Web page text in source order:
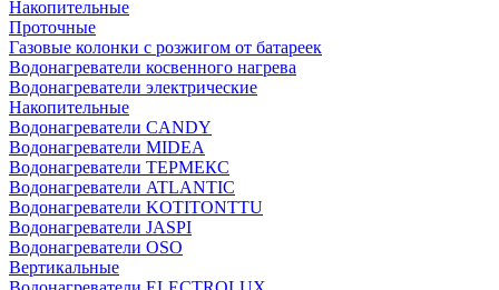
Накопительные
Проточные
Газовые колонки с розжигом от батареек
Водонагреватели косвенного нагрева
Водонагреватели электрические
Накопительные
Водонагреватели CANDY
Водонагреватели MIDEA
Водонагреватели ТЕРМЕКС
Водонагреватели ATLANTIC
Водонагреватели KOTITONTTU
Водонагреватели JASPI
Водонагреватели OSO
Вертикальные